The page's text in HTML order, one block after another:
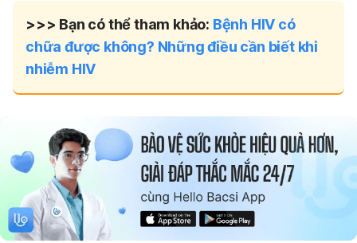
>>> Bạn có thể tham khảo: Bệnh HIV có
chữa được không? Những điều cần biết khi
nhiễm HIV